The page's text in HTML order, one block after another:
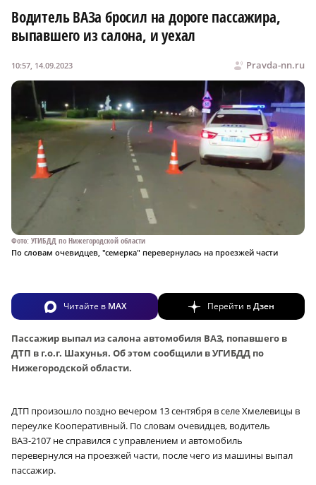
Водитель ВАЗа бросил на дороге пассажира,
выпавшего из салона, и уехал
Pravda-nn.ru
10:57, 14.09.2023
Фото: УГИБДД по Нижегородской области
По словам очевидцев, "семерка" перевернулась на проезжей части
Читайте в MAX Перейти вДзен
Пассажир выпал из салона автомобиля ВАЗ, попавшего в
ДТП в г.о.г. Шахунья. Об этом сообщили в УГИБДД по
Нижегородской области.
ДТП произошло поздно вечером 13 сентября в селе Хмелевицы в
переулке Кооперативный. По словам очевидцев, водитель
ВАЗ-2107 не справился с управлением и автомобиль
перевернулся на проезжей части, после чего из машины выпал
пассажир.